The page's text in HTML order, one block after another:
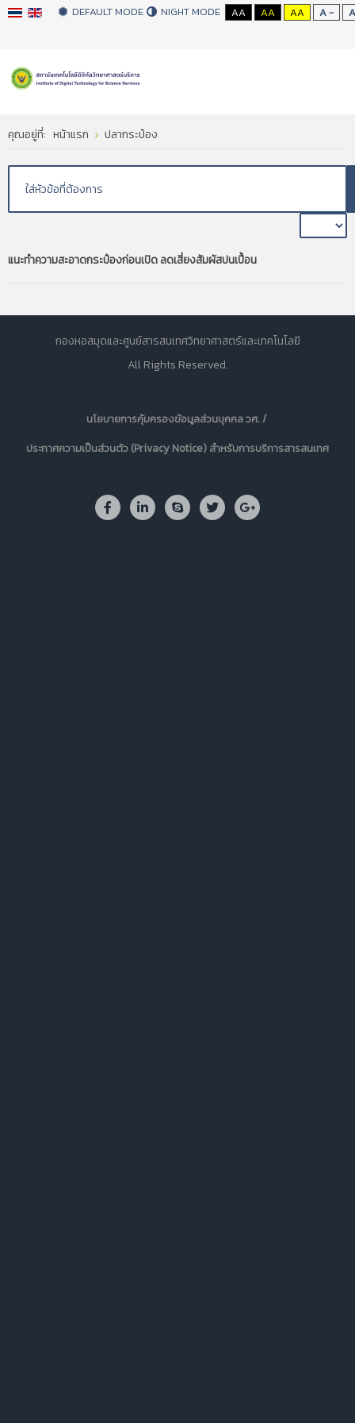
DEFAULT MODE NIGHT MODE AA AA AA A - A
คุณอยู่ที่: หน้าแรก ปลากระป๋อง
แนะทำความสะอาดกระป๋องก่อนเปิด ลดเสี่ยงสัมผัสปนเปื้อน
กองหอสมุดและศูนย์สารสนเทศวิทยาศาสตร์และเทคโนโลยี
All Rights Reserved.
นโยบายการคุ้มครองข้อมูลส่วนบุคคล วศ. /
ประกาศความเป็นส่วนตัว (Privacy Notice) สำหรับการบริการสารสนเทศ